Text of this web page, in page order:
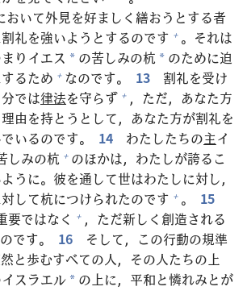
おいて外見を好ましく 繕おうとする者
割礼を強いようとするのです + 。それは
りイエス * の苦しみの杭 * のために迫
るため + なのです。 13 割礼を受け
分では律法を守らず + ，ただ，あなた方
理由を持とうとして，あなた方が割礼を
いるのです。 14 わたしたちの主イ
しみの杭 + のほかは，わたしが誇るこ
うに。 彼を通して世はわたしに対し，
対して杭につけられたのです + 。
15
要ではなく + ，ただ新しく 創造される
です。 16 そして，この行動の規準
然と歩むすべての人，その人たちの 上
スラエル * の 上に， 平和と憐れみとが